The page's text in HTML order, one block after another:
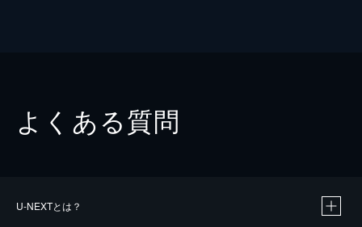
よくある質問
U-NEXTとは？